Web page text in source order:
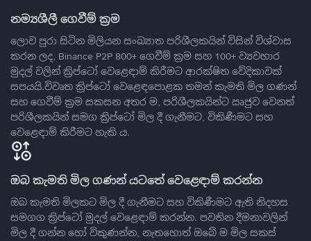
නම්‍යශීලී ගෙවීම් ක්‍රම
ලොව පුරා සිටින මිලියන සංඛ්‍යාත පරිශීලකයින් විසින් විශ්වාස
කරන ලද, Binance P2P 800+ ගෙවීම් ක්‍රම සහ 100+ ව්‍යවහාර
මුදල් වලින් ක්‍රිප්ටෝ වෙළෙඳාම් කිරීමට ආරක්ෂිත වේදිකාවක්
සපයයි.විවෘත ක්‍රිප්ටෝ වෙළෙඳපොළක තමන් කැමති මිල ගණන්
සහ ගෙවීම් ක්‍රම සකසන අතර ම, පරිශීලකයින්ට ඍජුව වෙනත්
පරිශීලකයින් සමග ක්‍රිප්ටෝ මිල දී ගැනීමට, විකිණීමට සහ
වෙළෙඳාම් කිරීමට හැකි ය.
ඔබ කැමති මිල ගණන් යටතේ වෙළෙඳාම් කරන්න
ඔබ කැමති මිලකට මිල දී ගැනීමට සහ විකිණීමට ඇති නිදහස
සමගග ක්‍රිප්ටෝ මුදල් වෙළෙඳාම් කරන්න. පවතින දීමනාවලින්
මිල දී ගන්න හෝ විකුණන්න, නැතහොත් ඔබේ ම මිල සකස්